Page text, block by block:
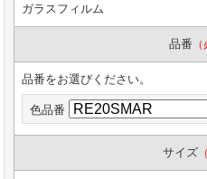
ガラスフィルム
品番
品番をお選びください。
色品番
サイズ